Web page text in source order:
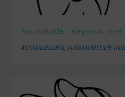
Ausmalbilder: Regenwürmer
AUSMALBILDER,AUSMALBILDER: